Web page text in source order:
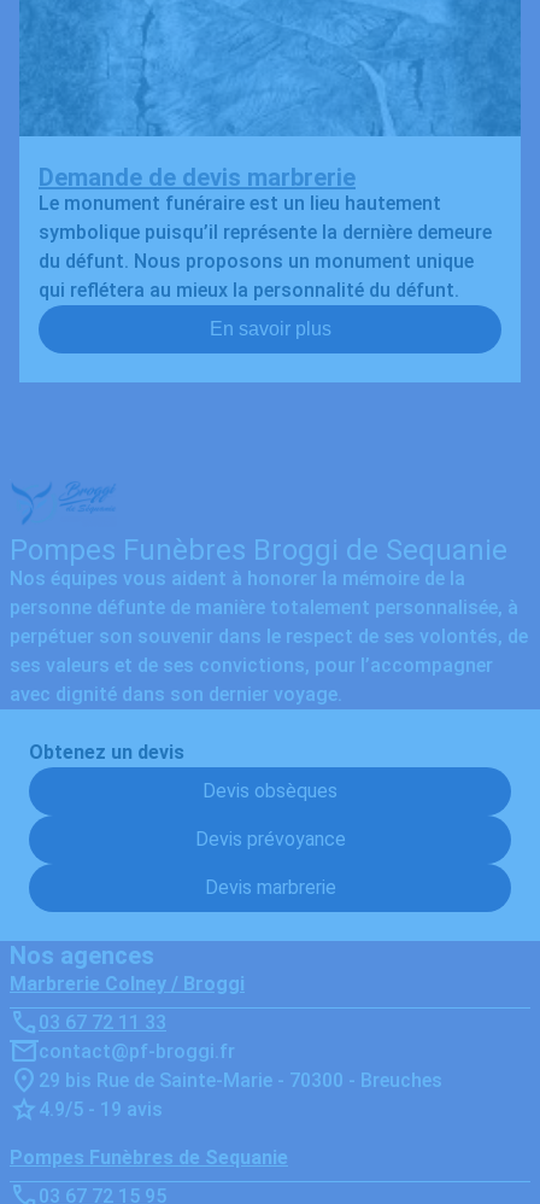
Demande de devis marbrerie
Le monument funéraire est un lieu hautement
symbolique puisqu’il représente la dernière demeure
du défunt. Nous proposons un monument unique
qui reflétera au mieux la personnalité du défunt.
En savoir plus
Pompes Funèbres Broggi de Sequanie
Nos équipes vous aident à honorer la mémoire de la
personne défunte de manière totalement personnalisée, à
perpétuer son souvenir dans le respect de ses volontés, de
ses valeurs et de ses convictions, pour l’accompagner
avec dignité dans son dernier voyage.
Obtenez un devis
Devis obsèques
Devis prévoyance
Devis marbrerie
Nos agences
Marbrerie Colney / Broggi
03 67 72 11 33
contact@pf-broggi.fr
29 bis Rue de Sainte-Marie - 70300 - Breuches
4.9/5 - 19 avis
Pompes Funèbres de Sequanie
03 67 72 15 95